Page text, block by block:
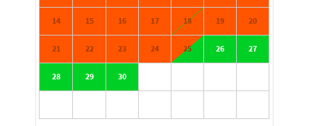
14 15 16 17 18 19 20
21 22 23 24 25 26 27
28 29 30